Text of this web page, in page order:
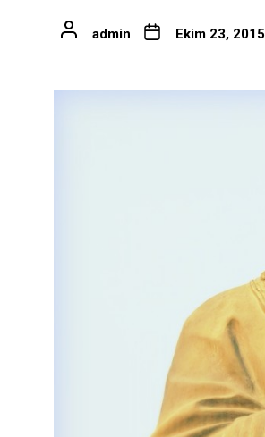
admin Ekim 23, 2015